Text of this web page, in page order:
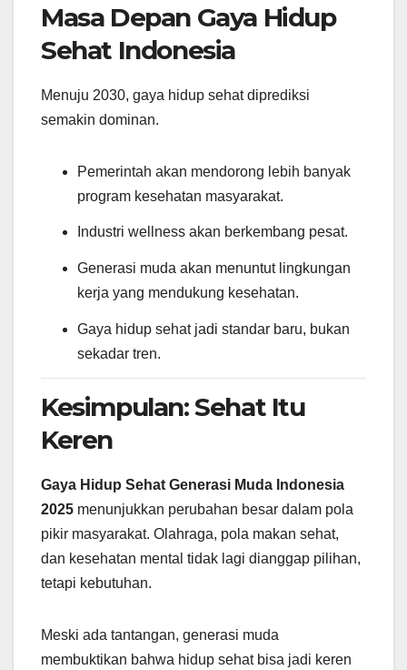
Masa Depan Gaya Hidup
Sehat Indonesia
Menuju 2030, gaya hidup sehat diprediksi
semakin dominan.
Pemerintah akan mendorong lebih banyak
program kesehatan masyarakat.
Industri wellness akan berkembang pesat.
Generasi muda akan menuntut lingkungan
kerja yang mendukung kesehatan.
Gaya hidup sehat jadi standar baru, bukan
sekadar tren.
Kesimpulan: Sehat Itu
Keren
Gaya Hidup Sehat Generasi Muda Indonesia
2025 menunjukkan perubahan besar dalam pola
pikir masyarakat. Olahraga, pola makan sehat,
dan kesehatan mental tidak lagi dianggap pilihan,
tetapi kebutuhan.
Meski ada tantangan, generasi muda
membuktikan bahwa hidup sehat bisa jadi keren